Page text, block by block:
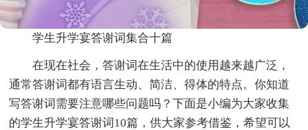
学生升学宴答谢词集合十篇
在现在社会，答谢词在生活中的使用越来越广泛，
通常答谢词都有语言生动、简洁、得体的特点。你知道
写答谢词需要注意哪些问题吗？下面是小编为大家收集
的学生升学宴答谢词10篇，供大家参考借鉴，希望可以